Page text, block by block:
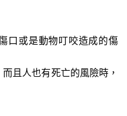
口或是動物叮咬造成的傷
且人也有死亡的風險時，